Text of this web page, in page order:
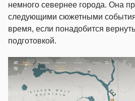
немного севернее города. Она
следующими сюжетными
время, если понадобится
подготовкой.